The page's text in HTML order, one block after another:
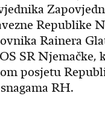
Republike
Rainera
SR Njemačke,
posjetu
RH.